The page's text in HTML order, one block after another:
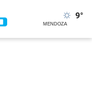
9°